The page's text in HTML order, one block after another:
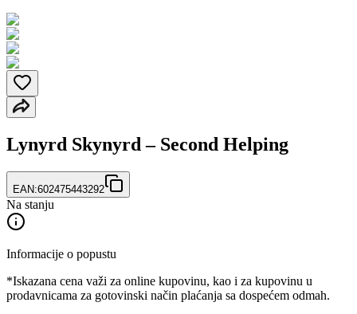
Lynyrd Skynyrd – Second Helping
EAN:602475443292
Na stanju
Informacije o popustu
*Iskazana cena važi za online kupovinu, kao i za kupovinu u
prodavnicama za gotovinski način plaćanja sa dospećem odmah.